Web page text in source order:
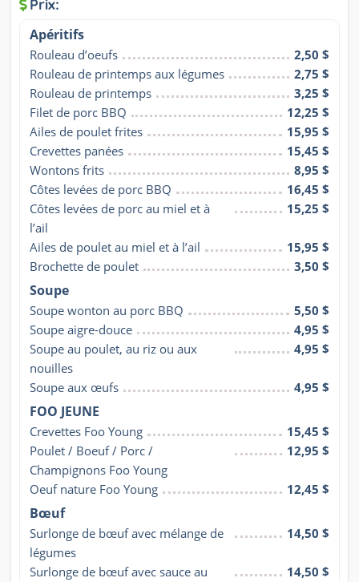
Prix:
Apéritifs
Rouleau d’oeufs
2,50 $
Rouleau de printemps aux légumes
2,75 $
Rouleau de printemps
3,25 $
Filet de porc BBQ
12,25 $
Ailes de poulet frites
15,95 $
Crevettes panées
15,45 $
Wontons frits
8,95 $
Côtes levées de porc BBQ
16,45 $
Côtes levées de porc au miel et à
l’ail
15,25 $
Ailes de poulet au miel et à l’ail
15,95 $
Brochette de poulet
3,50 $
Soupe
Soupe wonton au porc BBQ
5,50 $
Soupe aigre-douce
4,95 $
Soupe au poulet, au riz ou aux
nouilles
4,95 $
Soupe aux œufs 4,95 $
FOO JEUNE
Crevettes Foo Young
15,45 $
Poulet / Boeuf / Porc /
Champignons Foo Young
12,95 $
Oeuf nature Foo Young 12,45 $
Bœuf
Surlonge de bœuf avec mélange de
légumes
14,50 $
Surlonge de bœuf avec sauce au
14,50 $